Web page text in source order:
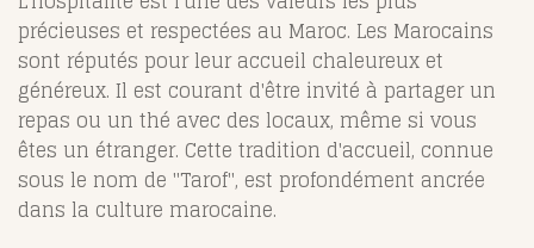
précieuses et respectées au Maroc. Les Marocains
sont réputés pour leur accueil chaleureux et
généreux. Il est courant d'être invité à partager un
repas ou un thé avec des locaux, même si vous
êtes un étranger. Cette tradition d'accueil, connue
sous le nom de "Tarof", est profondément ancrée
dans la culture marocaine.